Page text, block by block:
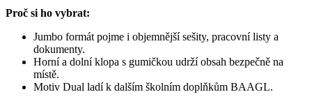
Proč si ho vybrat:
Jumbo formát pojme i objemnější sešity, pracovní listy a
dokumenty.
Horní a dolní klopa s gumičkou udrží obsah bezpečně na
místě.
Motiv Dual ladí k dalším školním doplňkům BAAGL.